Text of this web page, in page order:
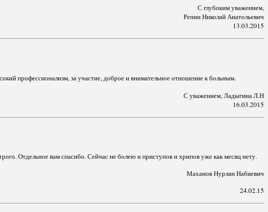
С глубоким уважением,
Репин Николай Анатольевич
13.03.2015
профессионализм, за участие, доброе и внимательное отношение к больным.
С уважением, Ладыгина Л.Н
16.03.2015
Отдельное вам спасибо. Сейчас не болею и приступов и хрипов уже как месяц нету.
Маханов Нурлан Набиевич
24.02.15